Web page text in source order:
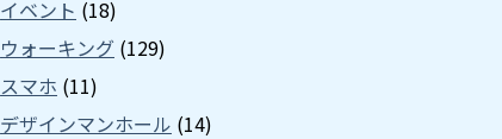
イベント (18)
ウォーキング (129)
スマホ (11)
デザインマンホール (14)